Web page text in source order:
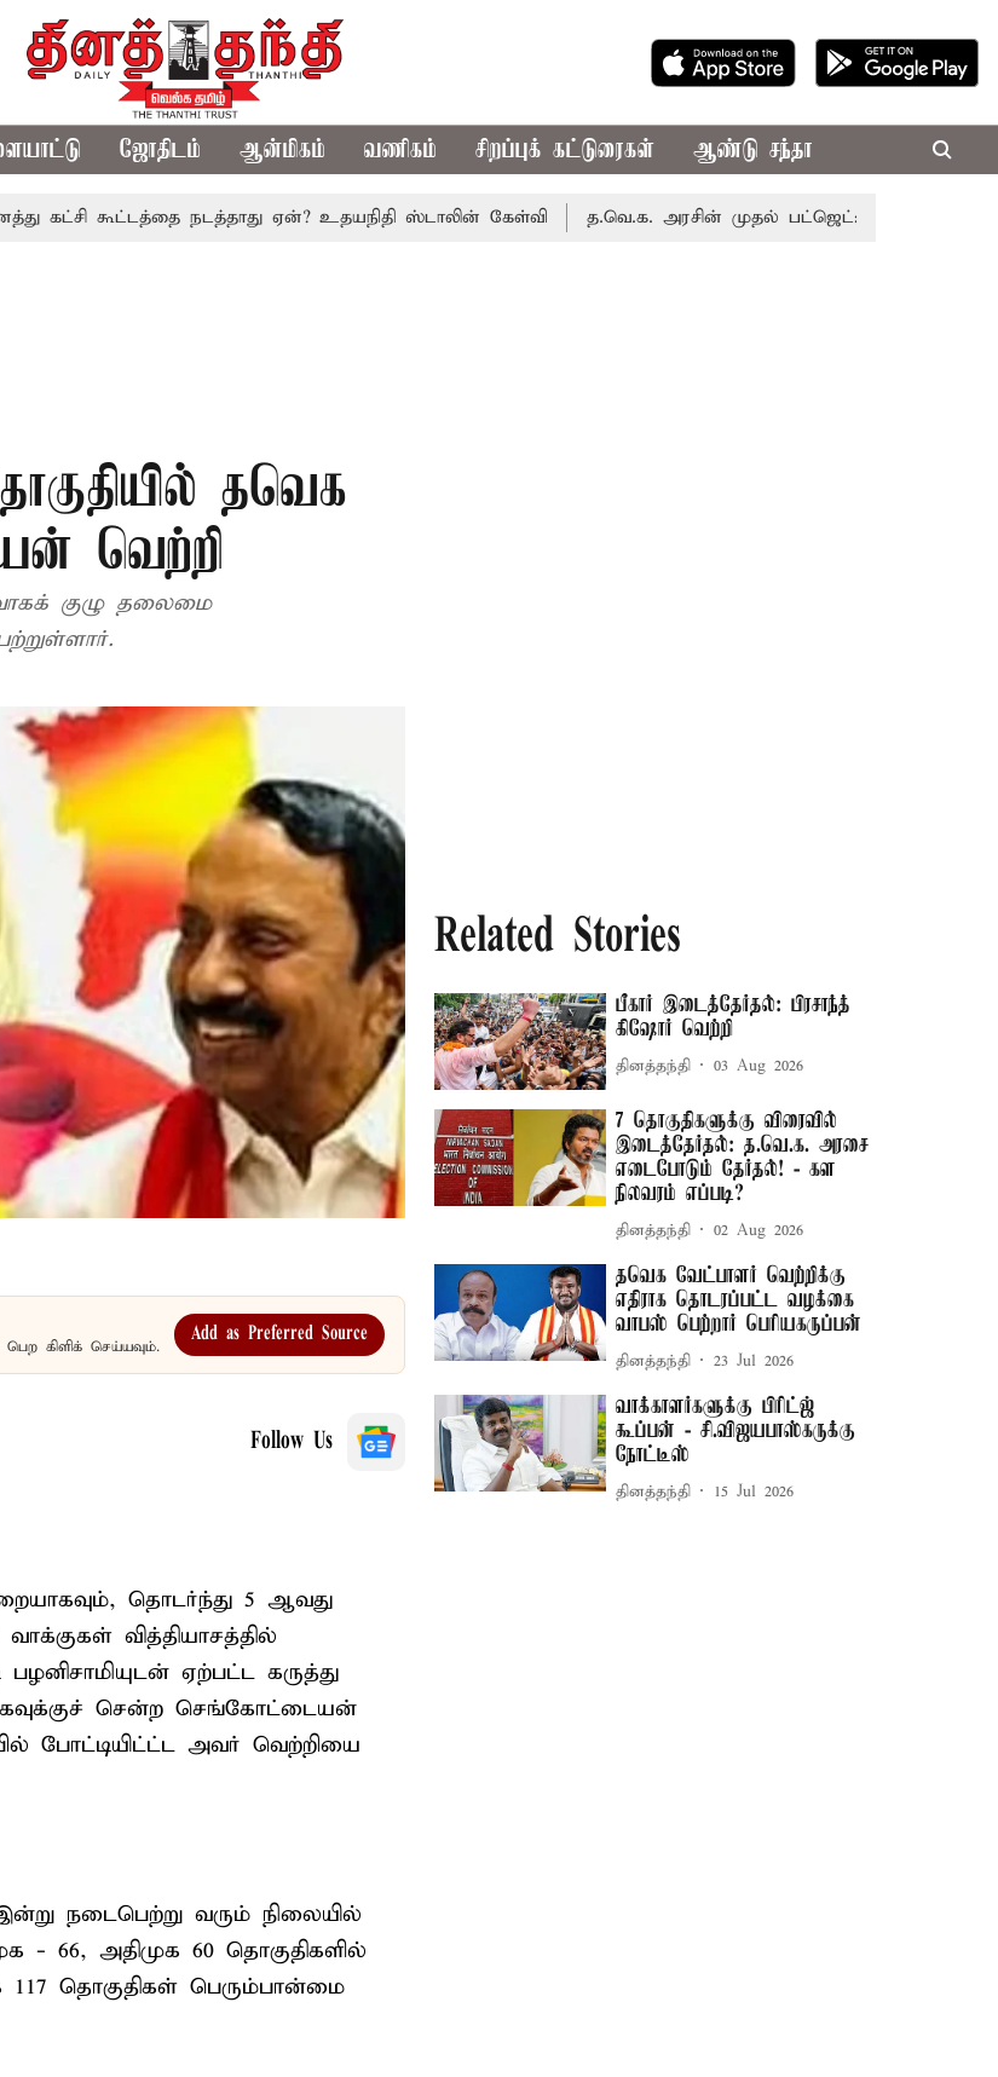
ஜோதிடம் ஆன்மிகம் வணிகம் சிறப்புக் கட்டுரைகள் ஆண்டு சந்தா
கூட்டத்தை நடத்தாது ஏன்? உதயநிதி ஸ்டாலின் கேள்வி த.வெ.க. அரசின் முதல் பட்ஜெட்: மாற்றமா?, தடுமாற்றமா?
தவெக
வெற்றி
குழு தலைமை
கிளிக் செய்யவும்.
Add as Preferred Source
Follow Us
தொடர்ந்து 5 ஆவது
வித்தியாசத்தில்
ஏற்பட்ட கருத்து
சென்ற செங்கோட்டையன்
போட்டியிட்ட்ட அவர் வெற்றியை
நடைபெற்று வரும் நிலையில்
- 66, அதிமுக 60 தொகுதிகளில்
117 தொகுதிகள் பெரும்பான்மை
Related Stories
பீகார் இடைத்தேர்தல்: பிரசாந்த்
கிஷோர் வெற்றி
தினத்தந்தி 03 Aug 2026
7 தொகுதிகளுக்கு விரைவில்
இடைத்தேர்தல்: த.வெ.க. அரசை
எடைபோடும் தேர்தல்! - கள
நிலவரம் எப்படி?
தினத்தந்தி 02 Aug 2026
தவெக வேட்பாளர் வெற்றிக்கு
எதிராக தொடரப்பட்ட வழக்கை
வாபஸ் பெற்றார் பெரியகருப்பன்
தினத்தந்தி 23 Jul 2026
வாக்காளர்களுக்கு பிரிட்ஜ்
கூப்பன் - சி.விஜயபாஸ்கருக்கு
நோட்டீஸ்
தினத்தந்தி 15 Jul 2026